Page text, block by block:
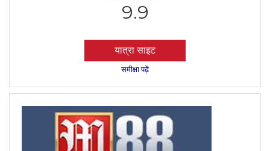
9.9
यात्रा साइट
समीक्षा पढ़ें